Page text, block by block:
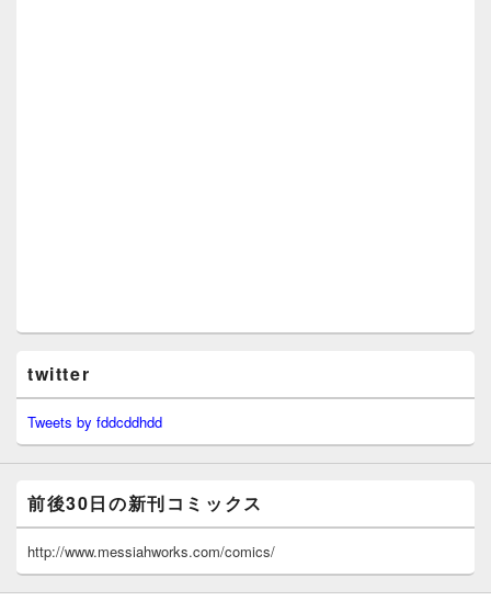
twitter
Tweets by fddcddhdd
前後30日の新刊コミックス
http://www.messiahworks.com/comics/